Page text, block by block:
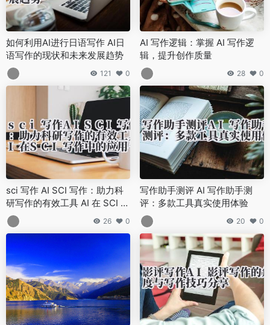
如何利用AI进行日语写作 AI日
语写作的现状和未来发展趋势
121 0
AI 写作逻辑：掌握 AI 写作逻
辑，提升创作质量
28 0
sci 写作 AI SCI 写作：助力科
研写作的有效工具 AI 在 SCI 写
作中的应用与注意事项
26 0
写作助手测评 AI 写作助手测
评：多款工具真实使用体验
20 0